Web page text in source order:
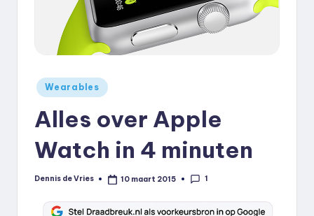
Geplaatst
in
Wearables
Alles over Apple
Watch in 4 minuten
Geplaatst
Dennis de Vries 10 maart 2015 1